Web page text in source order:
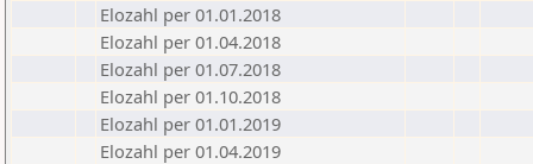
Elozahl per 01.01.2018
Elozahl per 01.04.2018
Elozahl per 01.07.2018
Elozahl per 01.10.2018
Elozahl per 01.01.2019
Elozahl per 01.04.2019